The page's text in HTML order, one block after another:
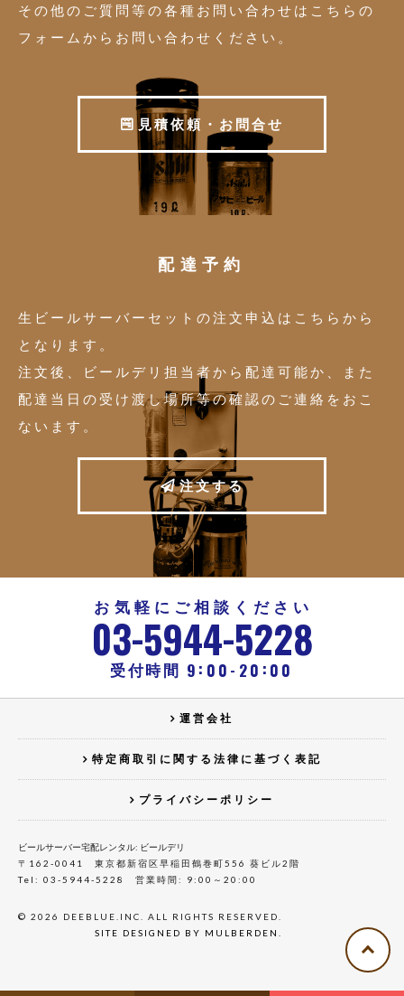
その他のご質問等の各種お問い合わせはこちらの
フォームからお問い合わせください。
見積依頼 ・ お 問合せ
配達予約
生ビールサーバーセットの注文申込はこちらから
となります。
注文後、ビールデリ担当者から配達可能か、また
配達当日の受け渡し場所等の確認のご連絡をおこ
ないます。
注文する
お気軽にご相談ください
03-5944-5228
受付時間 9 : 00 - 20 : 00
運営会社
特定商取引に関する法律に基づく表記
プライバシーポリシー
ビールサーバー宅配レンタル: ビールデリ
〒162-0041 東京都新宿区早稲田鶴巻町556 葵ビル2階
Tel: 03-5944-5228 営業時間: 9:00～20:00
© 2026 DEEBLUE.INC. ALL RIGHTS RESERVED.
SITE DESIGNED BY MULBERDEN.